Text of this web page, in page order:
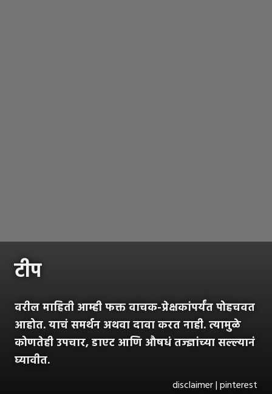
टीप
वरील माहिती आम्ही फक्त वाचक-प्रेक्षकांपर्यंत पोहचवत
आहोत. याचं समर्थन अथवा दावा करत नाही. त्यामुळे
कोणतेही उपचार, डाएट आणि औषधं तज्ज्ञांच्या सल्ल्यानं
घ्यावीत.
disclaimer | pinterest